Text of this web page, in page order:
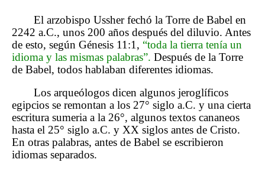
El arzobispo Ussher fechó la Torre de Babel en
2242 a.C., unos 200 años después del diluvio. Antes
de esto, según Génesis 11:1, “toda la tierra tenía un
idioma y las mismas palabras”. Después de la Torre
de Babel, todos hablaban diferentes idiomas.
Los arqueólogos dicen algunos jeroglíficos
egipcios se remontan a los 27° siglo a.C. y una cierta
escritura sumeria a la 26°, algunos textos cananeos
hasta el 25° siglo a.C. y XX siglos antes de Cristo.
En otras palabras, antes de Babel se escribieron
idiomas separados.